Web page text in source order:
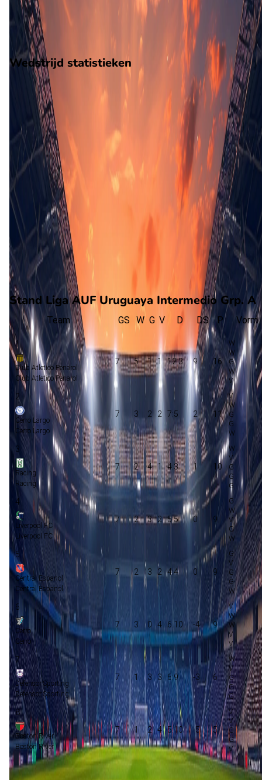
verloren
Wedstrijd statistieken
Verloop
Statistieken
Eindscore (4 - 1)
Eerste helft
M. Ocampo
F. Munoa
L. Suhr
Tweede helft
71'
F. Bonfiglio
90'
J. O'Neil
Stand Liga AUF Uruguaya Intermedio Grp. A
Team GS W G V D DS P Vorm
1
Club Atletico Penarol
Club Atletico Penarol
7 5 1 1 12:3 9 16
2
Cerro Largo
Cerro Largo
7 3 2 2 7:5 2 11
3
Racing
Racing
7 2 4 1 4:3 1 10
4
Liverpool FC
Liverpool FC
7 2 3 2 5:5 0 9
5
Central Espanol
Central Espanol
7 2 3 2 4:4 0 9
6
Cerro
Cerro
7 3 0 4 6:10 -4 9
7
Defensor Sporting
Defensor Sporting
7 1 3 3 6:9 -3 6
8
Boston River
Boston River
7 1 2 4 5:10 -5 5
Play-offs championship